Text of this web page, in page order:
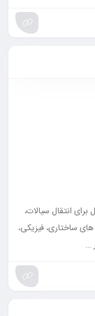
انتقال سیالات،
ساختاری، فیزیکی،
...